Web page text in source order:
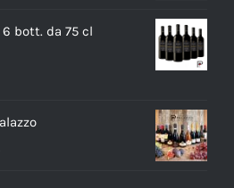
6 bott. da 75 cl